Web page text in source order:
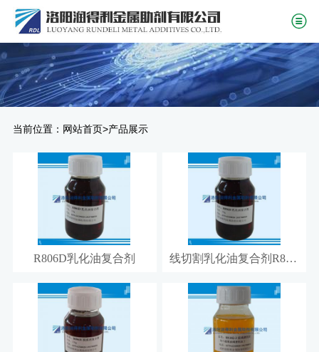
当前位置： 网站首页>产品展示
R806D乳化油复合剂 线切割乳化油复合剂R806C1